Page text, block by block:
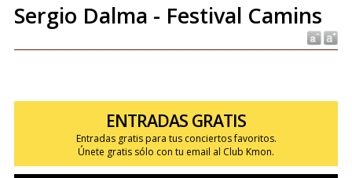
Sergio Dalma - Festival Camins
ENTRADAS GRATIS
Entradas gratis para tus conciertos favoritos.
Únete gratis sólo con tu email al Club Kmon.